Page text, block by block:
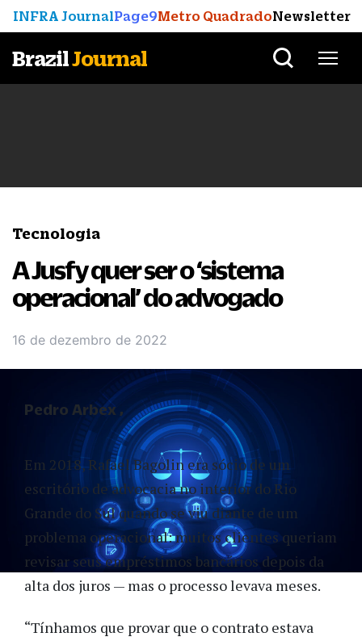
INFRA JournalPage9Metro QuadradoNewsletter
BrazilJournal
Tecnologia
A Jusfy quer ser o ‘sistema
operacional’ do advogado
16 de dezembro de 2022
Em 2018, Rafael Bagolin era sócio de um
escritório de advocacia no interior do Rio
Grande do Sul quando se viu diante de um
problema operacional: muitos clientes queriam
revisar seus empréstimos bancários depois da
alta dos juros — mas o processo levava meses.
“Tínhamos que provar que o contrato estava
Pedro Arbex